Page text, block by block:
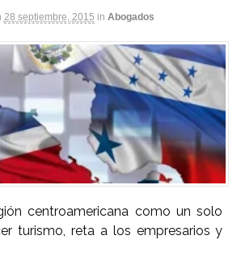
28 septiembre, 2015 in Abogados
centroamericana como un solo
turismo, reta a los empresarios y